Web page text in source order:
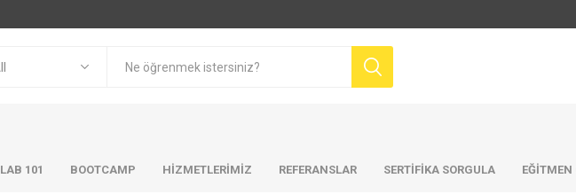
LAB 101 BOOTCAMP HIZMETLERIMIZ REFERANSLAR SERTİFİKA SORGULA EĞİTMEN